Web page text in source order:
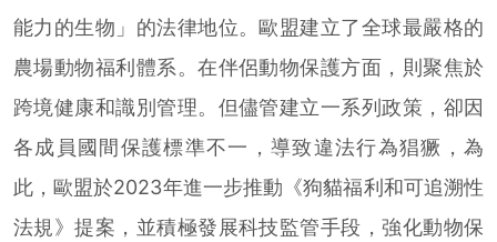
能力的生物」的法律地位。歐盟建立了全球最嚴格的
農場動物福利體系。在伴侶動物保護方面，則聚焦於
跨境健康和識別管理。但儘管建立一系列政策，卻因
各成員國間保護標準不一，導致違法行為猖獗，為
此，歐盟於2023年進一步推動《狗貓福利和可追溯性
法規》提案，並積極發展科技監管手段，強化動物保